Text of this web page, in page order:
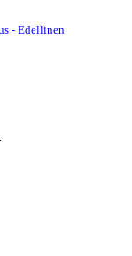
- Edellinen